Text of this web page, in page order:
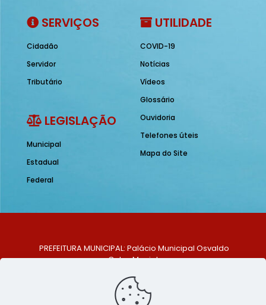
SERVIÇOS
Cidadão
Servidor
Tributário
LEGISLAÇÃO
Municipal
Estadual
Federal
UTILIDADE
COVID-19
Notícias
Vídeos
Glossário
Ouvidoria
Telefones úteis
Mapa do Site
PREFEITURA MUNICIPAL: Palácio Municipal Osvaldo
Celso Maciel
Centro, São Bento do Una - PE. CEP: 553370-128
TELEFONE: (81) 99548-1569